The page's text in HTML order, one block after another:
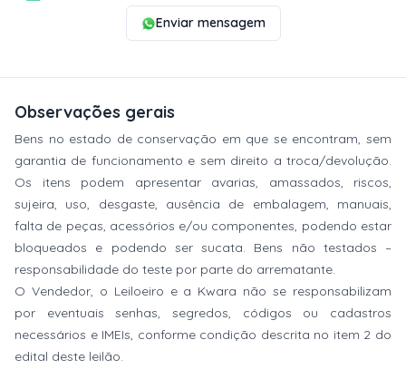
Enviar mensagem
Observações gerais
Bens no estado de conservação em que se encontram, sem
garantia de funcionamento e sem direito a troca/devolução.
Os itens podem apresentar avarias, amassados, riscos,
sujeira, uso, desgaste, ausência de embalagem, manuais,
falta de peças, acessórios e/ou componentes, podendo estar
bloqueados e podendo ser sucata. Bens não testados –
responsabilidade do teste por parte do arrematante.
O Vendedor, o Leiloeiro e a Kwara não se responsabilizam
por eventuais senhas, segredos, códigos ou cadastros
necessários e IMEIs, conforme condição descrita no item 2 do
edital deste leilão.